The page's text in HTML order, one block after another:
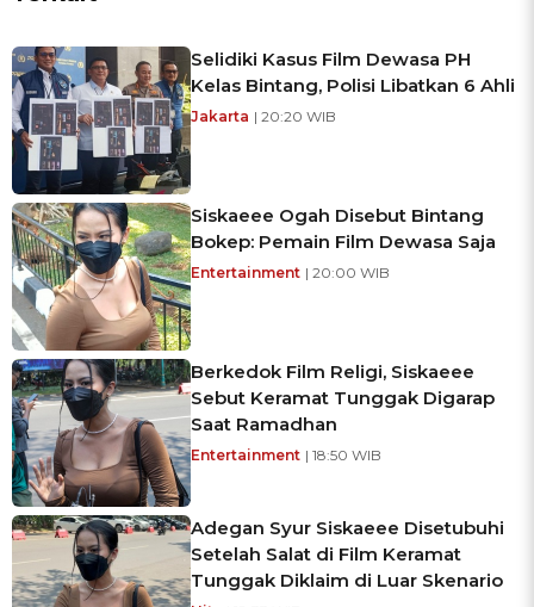
Selidiki Kasus Film Dewasa PH
Kelas Bintang, Polisi Libatkan 6 Ahli
Jakarta | 20:20 WIB
Siskaeee Ogah Disebut Bintang
Bokep: Pemain Film Dewasa Saja
Entertainment | 20:00 WIB
Berkedok Film Religi, Siskaeee
Sebut Keramat Tunggak Digarap
Saat Ramadhan
Entertainment | 18:50 WIB
Adegan Syur Siskaeee Disetubuhi
Setelah Salat di Film Keramat
Tunggak Diklaim di Luar Skenario